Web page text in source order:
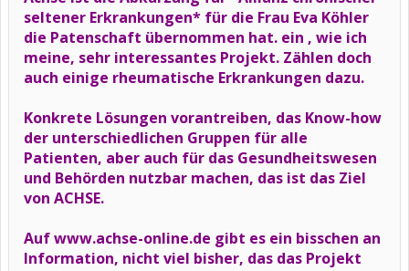
seltener Erkrankungen* für die Frau Eva Köhler
die Patenschaft übernommen hat. ein , wie ich
meine, sehr interessantes Projekt. Zählen doch
auch einige rheumatische Erkrankungen dazu.
Konkrete Lösungen vorantreiben, das Know-how
der unterschiedlichen Gruppen für alle
Patienten, aber auch für das Gesundheitswesen
und Behörden nutzbar machen, das ist das Ziel
von ACHSE.
Aufwww.achse-online.de gibt es ein bisschen an
Information, nicht viel bisher, das das Projekt